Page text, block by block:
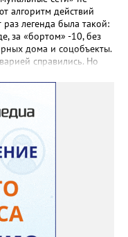
алгоритм действий
легенда была такой:
за «бортом» -10, без
дома и соцобъекты.
справились. Но
компании
сети
взаимодействие с
и иными службами»,
ГЖИ Ирина
в
слаженно. И
до конечных